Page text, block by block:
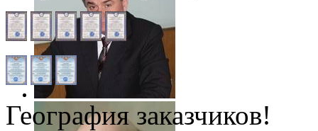
География заказчиков!